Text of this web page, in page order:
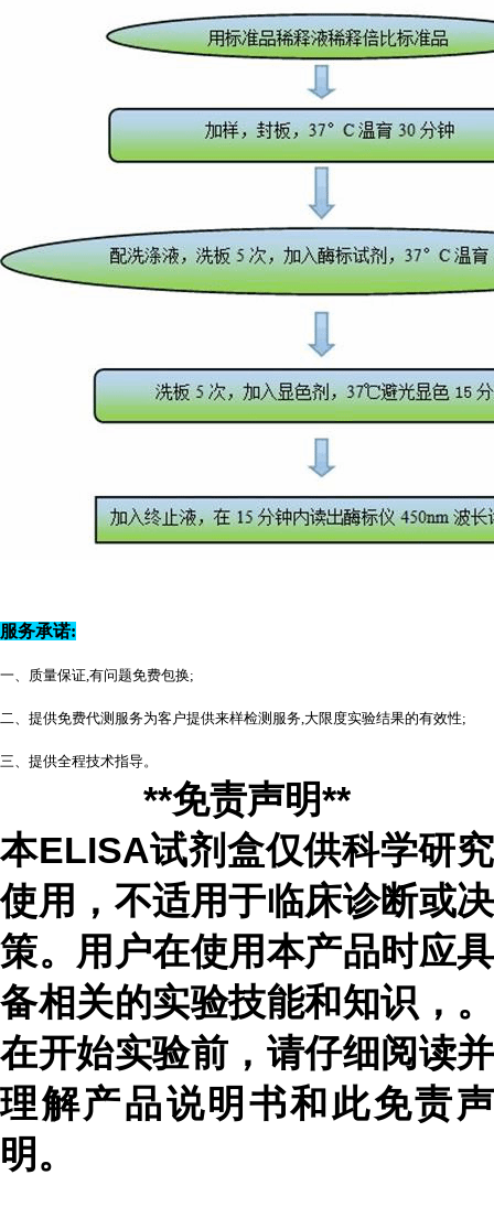
服务承诺:
一、质量保证,有问题免费包换;
二、提供免费代测服务为客户提供来样检测服务,大限度实验结果的有效性;
三、提供全程技术指导。
**免责声明**
本ELISA试剂盒仅供科学研究
使用，不适用于临床诊断或决
策。用户在使用本产品时应具
备相关的实验技能和知识， 。
在开始实验前，请仔细阅读并
理解产品说明书和此免责声
明。